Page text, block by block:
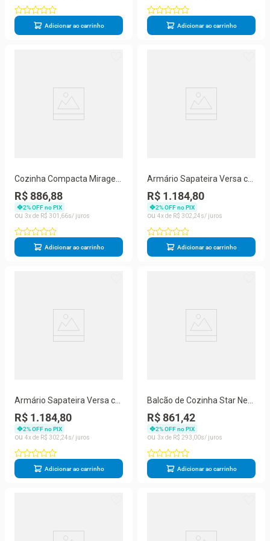
Adicionar ao carrinho Adicionar ao carrinho
Cozinha Compacta Mirage
Aço 4 Portas MDP 800CM
Branco Telasul
R$ 886,88
2% OFF no PIX
3
R$ 301 66
Adicionar ao carrinho
Armário Sapateira Versa c-
Esp 1 Porta 5 Prateleiras
600CM MDP Branco Telasul
R$ 1.184,80
2% OFF no PIX
4
R$ 302 24
Adicionar ao carrinho
Armário Sapateira Versa c-
Esp 1 Porta 5 Prateleiras
600CM MDP Telasul
R$ 1.184,80
2% OFF no PIX
4
R$ 302 24
Adicionar ao carrinho
Balcão de Cozinha Star New
3 Portas 2 Gavetas Aço
150CM Telasul
R$ 861,42
2% OFF no PIX
3
R$ 293 00
Adicionar ao carrinho